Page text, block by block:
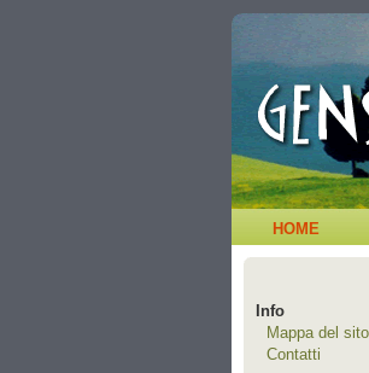
HOME
Info
Mappa del sito
Contatti